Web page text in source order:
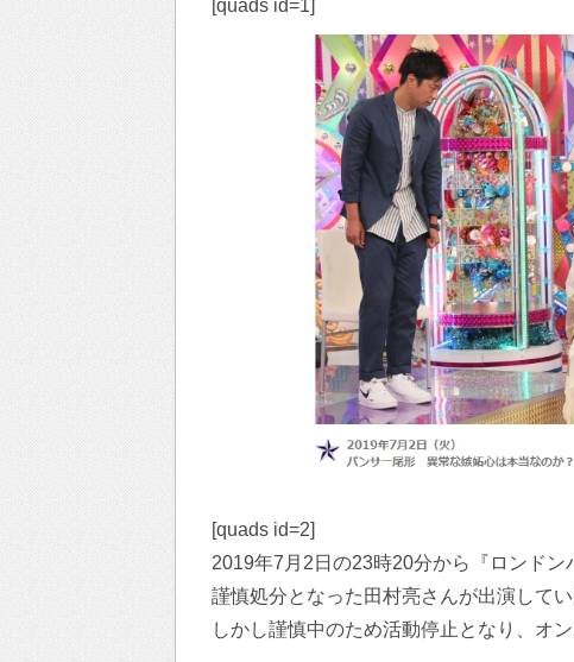
[quads id=1]
[quads id=2]
2019年7月2日の23時20分から『ロンド
謹慎処分となった田村亮さんが出演してい
しかし謹慎中のため活動停止となり、オ